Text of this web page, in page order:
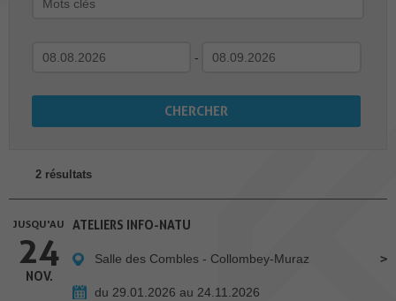
-
2 résultats
JUSQU'AU
24
NOV.
ATELIERS INFO-NATU
Salle des Combles - Collombey-Muraz
du 29.01.2026 au 24.11.2026